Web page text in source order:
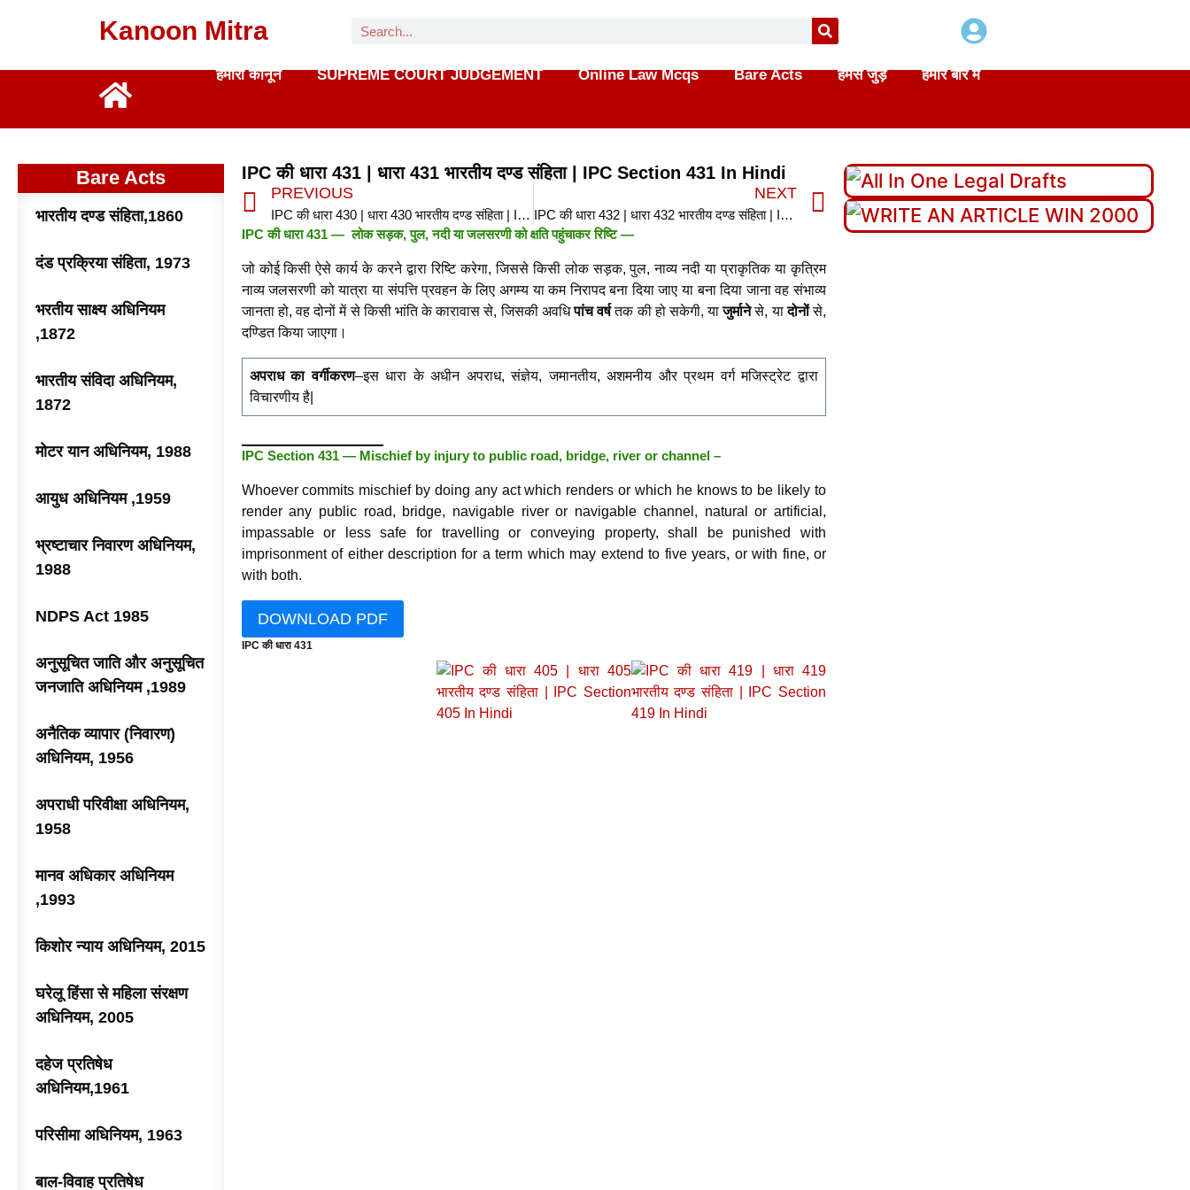
Kanoon Mitra
हमारा कानून SUPREME COURT JUDGEMENT Online Law Mcqs Bare Acts हमसे जुड़े हमारे बारे में
Bare Acts
भारतीय दण्ड संहिता,1860
दंड प्रक्रिया संहिता, 1973
भरतीय साक्ष्य अधिनियम
,1872
भारतीय संविदा अधिनियम,
1872
मोटर यान अधिनियम, 1988
आयुध अधिनियम ,1959
भ्रष्टाचार निवारण अधिनियम,
1988
NDPS Act 1985
अनुसूचित जाति और अनुसूचित
जनजाति अधिनियम ,1989
अनैतिक व्यापार (निवारण)
अधिनियम, 1956
अपराधी परिवीक्षा अधिनियम,
1958
मानव अधिकार अधिनियम
,1993
किशोर न्याय अधिनियम, 2015
घरेलू हिंसा से महिला संरक्षण
अधिनियम, 2005
दहेज प्रतिषेध
अधिनियम,1961
परिसीमा अधिनियम, 1963
बाल-विवाह प्रतिषेध
IPC की धारा 431 | धारा 431 भारतीय दण्ड संहिता | IPC Section 431 In Hindi
PREVIOUS
IPC की धारा 430 | धारा 430 भारतीय दण्ड संहिता | IPC Section 430 In Hindi
NEXT
IPC की धारा 432 | धारा 432 भारतीय दण्ड संहिता | IPC Section 432 In Hindi
IPC की धारा 431 — लोक सड़क, पुल, नदी या जलसरणी को क्षति पहुंचाकर रिष्टि —
जो कोई किसी ऐसे कार्य के करने द्वारा रिष्टि करेगा, जिससे किसी लोक सड़क, पुल, नाव्य नदी या प्राकृतिक या कृत्रिम
नाव्य जलसरणी को यात्रा या संपत्ति प्रवहन के लिए अगम्य या कम निरापद बना दिया जाए या बना दिया जाना वह संभाव्य
जानता हो, वह दोनों में से किसी भांति के कारावास से, जिसकी अवधिपांच वर्षतक की हो सकेगी, याजुर्मानेसे, यादोनोंसे,
दण्डित किया जाएगा।
अपराध का वर्गीकरण–इस धारा के अधीन अपराध, संज्ञेय, जमानतीय, अशमनीय और प्रथम वर्ग मजिस्ट्रेट द्वारा
विचारणीय है|
IPC Section 431 — Mischief by injury to public road, bridge, river or channel –
Whoever commits mischief by doing any act which renders or which he knows to be likely to
render any public road, bridge, navigable river or navigable channel, natural or artificial,
impassable or less safe for travelling or conveying property, shall be punished with
imprisonment of either description for a term which may extend to five years, or with fine, or
with both.
DOWNLOAD PDF
IPC की धारा 431